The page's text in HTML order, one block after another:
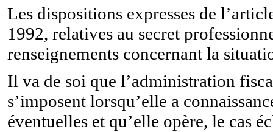
Les dispositions expresses de
1992, relatives au secret
renseignements concernant la
Il va de soi que l’administration
s’imposent lorsqu’elle a
éventuelles et qu’elle opère, le cas